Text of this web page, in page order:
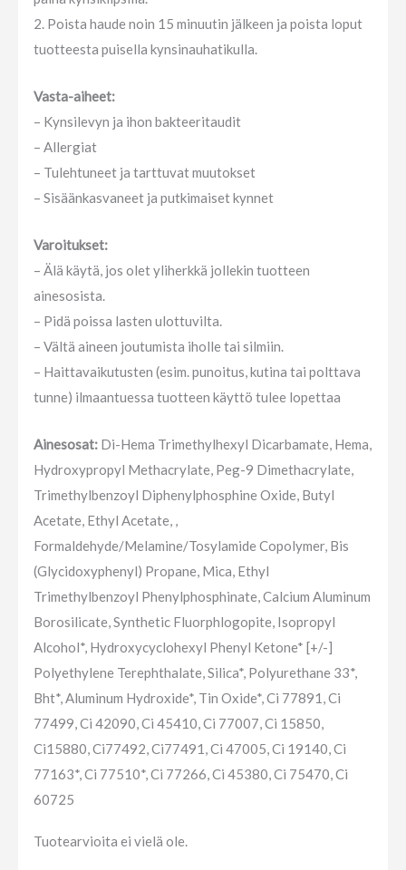
2. Poista haude noin 15 minuutin jälkeen ja poista loput
tuotteesta puisella kynsinauhatikulla.
Vasta-aiheet:
– Kynsilevyn ja ihon bakteeritaudit
– Allergiat
– Tulehtuneet ja tarttuvat muutokset
– Sisäänkasvaneet ja putkimaiset kynnet
Varoitukset:
– Älä käytä, jos olet yliherkkä jollekin tuotteen
ainesosista.
– Pidä poissa lasten ulottuvilta.
– Vältä aineen joutumista iholle tai silmiin.
– Haittavaikutusten (esim. punoitus, kutina tai polttava
tunne) ilmaantuessa tuotteen käyttö tulee lopettaa
Ainesosat: Di-Hema Trimethylhexyl Dicarbamate, Hema,
Hydroxypropyl Methacrylate, Peg-9 Dimethacrylate,
Trimethylbenzoyl Diphenylphosphine Oxide, Butyl
Acetate, Ethyl Acetate, ,
Formaldehyde/Melamine/Tosylamide Copolymer, Bis
(Glycidoxyphenyl) Propane, Mica, Ethyl
Trimethylbenzoyl Phenylphosphinate, Calcium Aluminum
Borosilicate, Synthetic Fluorphlogopite, Isopropyl
Alcohol*, Hydroxycyclohexyl Phenyl Ketone* [+/-]
Polyethylene Terephthalate, Silica*, Polyurethane 33*,
Bht*, Aluminum Hydroxide*, Tin Oxide*, Ci 77891, Ci
77499, Ci 42090, Ci 45410, Ci 77007, Ci 15850,
Ci15880, Ci77492, Ci77491, Ci 47005, Ci 19140, Ci
77163*, Ci 77510*, Ci 77266, Ci 45380, Ci 75470, Ci
60725
Tuotearvioita ei vielä ole.